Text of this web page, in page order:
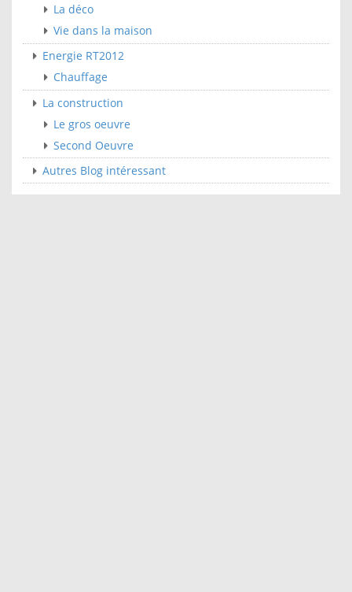
La déco
Vie dans la maison
Energie RT2012
Chauffage
La construction
Le gros oeuvre
Second Oeuvre
Autres Blog intéressant